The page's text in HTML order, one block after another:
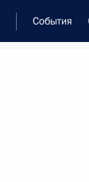
События